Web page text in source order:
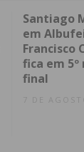
Santiago
em
Francisco
fica em
final
7 DE